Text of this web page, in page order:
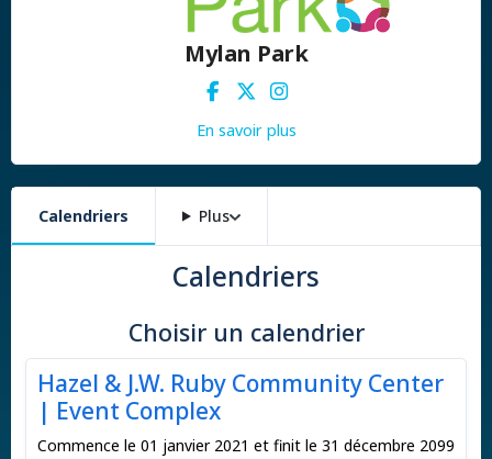
Mylan Park
En savoir plus
Calendriers Plus
Calendriers
Choisir un calendrier
Hazel & J.W. Ruby Community Center
| Event Complex
Commence le 01 janvier 2021 et finit le 31 décembre 2099